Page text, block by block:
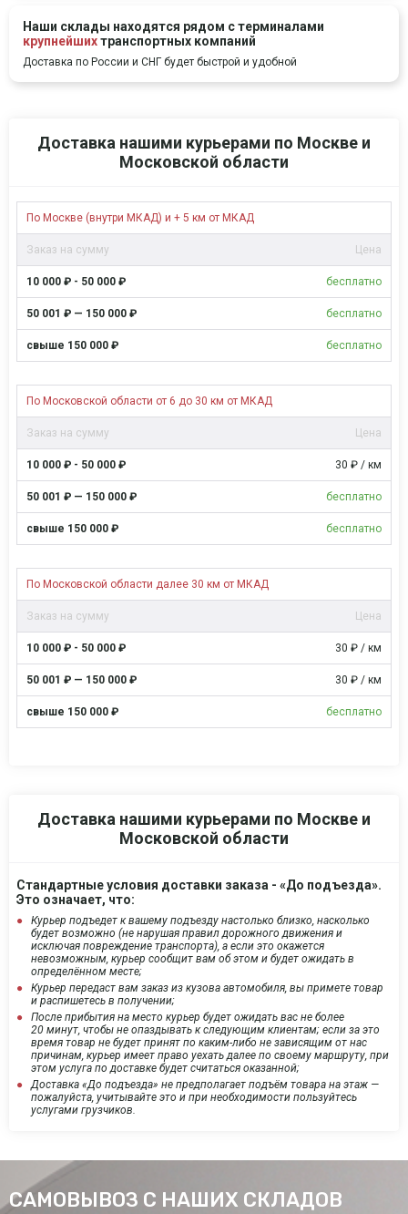
Наши склады находятся рядом с терминалами
крупнейшихтранспортных компаний
Доставка по России и СНГ будет быстрой и удобной
Доставка нашими курьерами по Москве и
Московской области
По Москве (внутри МКАД) и + 5 км от МКАД
Цена
бесплатно
бесплатно
бесплатно
По Московской области от 6 до 30 км от МКАД
Цена
30 ₽ / км
бесплатно
бесплатно
По Московской области далее 30 км от МКАД
Цена
30 ₽ / км
30 ₽ / км
бесплатно
Доставка нашими курьерами по Москве и
Московской области
Стандартные условия доставки заказа - «До подъезда».
Это означает, что:
Курьер подъедет к вашему подъезду настолько близко, насколько
будет возможно (не нарушая правил дорожного движения и
исключая повреждение транспорта), а если это окажется
невозможным, курьер сообщит вам об этом и будет ожидать в
определённом месте;
Курьер передаст вам заказ из кузова автомобиля, вы примете товар
и распишетесь в получении;
После прибытия на место курьер будет ожидать вас не более
20 минут, чтобы не опаздывать к следующим клиентам; если за это
время товар не будет принят по каким-либо не зависящим от нас
причинам, курьер имеет право уехать далее по своему маршруту, при
этом услуга по доставке будет считаться оказанной;
Доставка «До подъезда» не предполагает подъём товара на этаж —
пожалуйста, учитывайте это и при необходимости пользуйтесь
услугами грузчиков.
САМОВЫВОЗ С НАШИХ СКЛАДОВ